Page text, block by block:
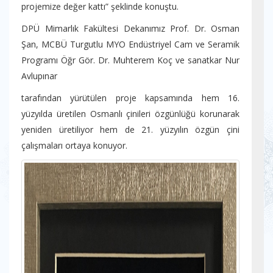
projemize değer kattı” şeklinde konuştu.
DPÜ Mimarlık Fakültesi Dekanımız Prof. Dr. Osman
Şan, MCBÜ Turgutlu MYO Endüstriyel Cam ve Seramik
Programı Öğr Gör. Dr. Muhterem Koç ve sanatkar Nur
Avlupınar
tarafından yürütülen proje kapsamında hem 16.
yüzyılda üretilen Osmanlı çinileri özgünlüğü korunarak
yeniden üretiliyor hem de 21. yüzyılın özgün çini
çalışmaları ortaya konuyor.